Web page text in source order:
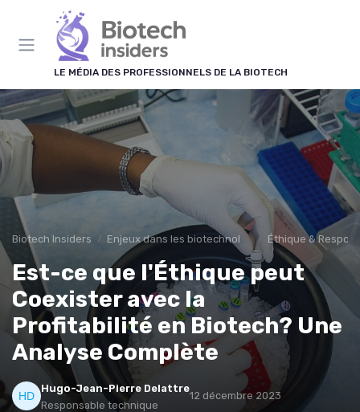
LE MÉDIA DES PROFESSIONNELS DE LA BIOTECH
Biotech Insiders Enjeux dans les biotechnologies Éthique &
Est-ce que l'Éthique peut
Coexister avec la
Profitabilité en Biotech? Une
Analyse Complète
Hugo-Jean-Pierre Delattre
Responsable technique
12 décembre 2023
Panneau de gestion des cookies